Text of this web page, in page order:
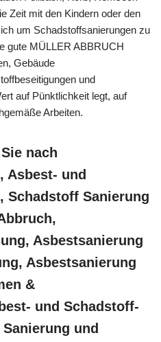
Zeit mit den Kindern oder den
um Schadstoffsanierungen zu
gute MÜLLER ABBRUCH
Gebäude
und
auf Pünktlichkeit legt, auf
Arbeiten.
nach
Asbest- und
Schadstoff Sanierung
Asbestsanierung
Asbestsanierung
&
und Schadstoff-
und